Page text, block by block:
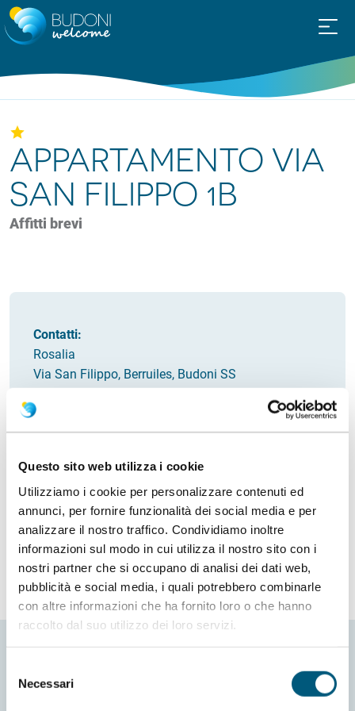
Questo sito web utilizza i cookie
Utilizziamo i cookie per personalizzare contenuti ed
annunci, per fornire funzionalità dei social media e per
analizzare il nostro traffico. Condividiamo inoltre
informazioni sul modo in cui utilizza il nostro sito con i
nostri partner che si occupano di analisi dei dati web,
pubblicità e social media, i quali potrebbero combinarle
con altre informazioni che ha fornito loro o che hanno
raccolto dal suo utilizzo dei loro servizi.
delNecessari
Contatti:
Rosalia
Via San Filippo, Berruiles, Budoni SS
Italia
Email
Richiedi info
APPARTAMENTO VIA
SAN FILIPPO 1B
Affitti brevi